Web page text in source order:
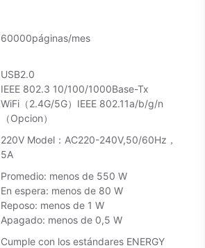
60000páginas/mes
USB2.0
IEEE 802.3 10/100/1000Base-Tx
WiFi（2.4G/5G）IEEE 802.11a/b/g/n
（Opcion）
220V Model：AC220-240V,50/60Hz，
5A
Promedio: menos de 550 W
En espera: menos de 80 W
Reposo: menos de 1 W
Apagado: menos de 0,5 W
Cumple con los estándares ENERGY